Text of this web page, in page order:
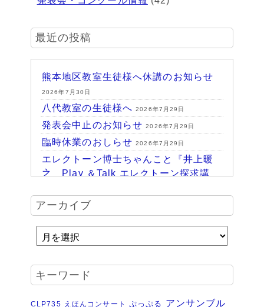
最近の投稿
熊本地区教室生徒様へ休講のお知らせ
2026年7月30日
八代教室の生徒様へ 2026年7月29日
発表会中止のお知らせ 2026年7月29日
臨時休業のおしらせ 2026年7月29日
エレクトーン博士ちゃんこと『井上暖
之 Play ＆Talk エレクトーン探求講
ハッピーパーク終了♪
よう！未来につながるワクワク体験
受賞結果 ヤマハエレクトーンフェス
ティバル ソロ
夏のおトクなキャンペーン・・・その
アーカイブ
キーワード
CLP735 えほんコンサート ぷっぷる アンサンブル